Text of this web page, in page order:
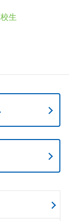
生